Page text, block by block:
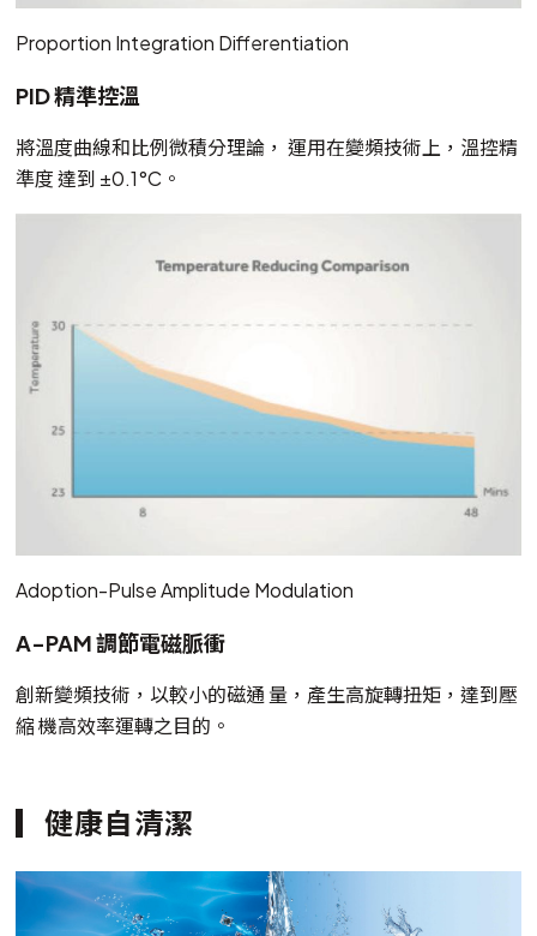
Proportion Integration Differentiation
PID 精準控溫
將溫度曲線和比例微積分理論， 運用在變頻技術上，溫控精
準度 達到 ±0.1°C。
Adoption-Pulse Amplitude Modulation
A-PAM 調節電磁脈衝
創新變頻技術，以較小的磁通 量，產生高旋轉扭矩，達到壓
縮 機高效率運轉之目的。
健康自清潔